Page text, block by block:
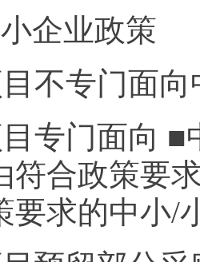
企业政策
不专门面
专门面向 ■
符合政策要
要求的中小/